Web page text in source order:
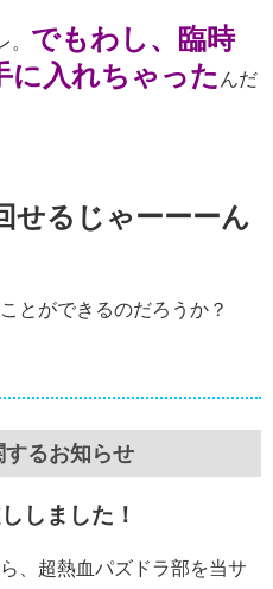
。 でもわし、臨時
に入れちゃった んだ
せるじゃーーーん
とができるのだろうか？
するお知らせ
しました！
、超熱血パズドラ部を当サ